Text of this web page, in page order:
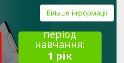
Більше інформації
період
навчання:
1 рік